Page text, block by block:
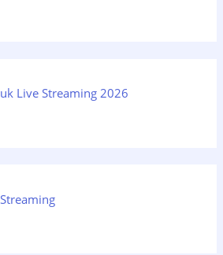
Live Streaming 2026